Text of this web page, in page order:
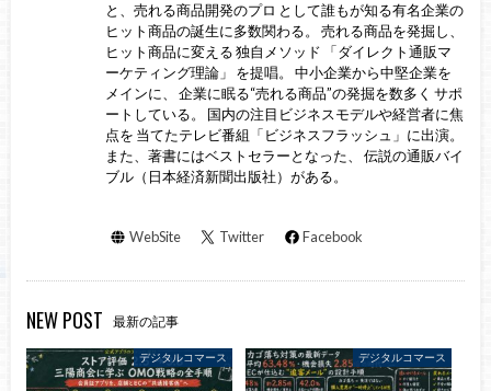
と、売れる商品開発のプロ として誰もが知る有名企業の
ヒット商品の誕生に多数関わる。 売れる商品を発掘し、
ヒット商品に変える 独自メソッド 「ダイレクト通販マ
ーケティング理論」 を提唱。 中小企業から中堅企業を
メインに、 企業に眠る“売れる商品”の発掘を数多く サポ
ートしている。 国内の注目ビジネスモデルや経営者に焦
点を 当てたテレビ番組「ビジネスフラッシュ」に出演。
また、著書にはベストセラーとなった、 伝説の通販バイ
ブル（日本経済新聞出版社）がある。
WebSite Twitter Facebook
NEW POST 最新の記事
デジタルコマース デジタルコマース